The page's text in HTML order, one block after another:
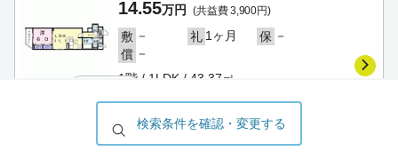
14.55万円 (共益費 3,900円)
敷 － 礼 1ヶ月 保 －
償 －
1階 / 1LDK / 43.37㎡
2026/08/05 更新
ハウスコム 川口店
検索条件を確認・変更する